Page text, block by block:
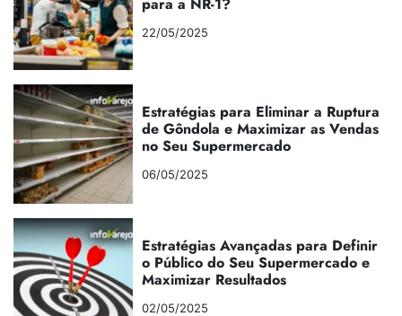
para a NR-1?
22/05/2025
Estratégias para Eliminar a Ruptura
de Gôndola e Maximizar as Vendas
no Seu Supermercado
06/05/2025
Estratégias Avançadas para Definir
o Público do Seu Supermercado e
Maximizar Resultados
02/05/2025